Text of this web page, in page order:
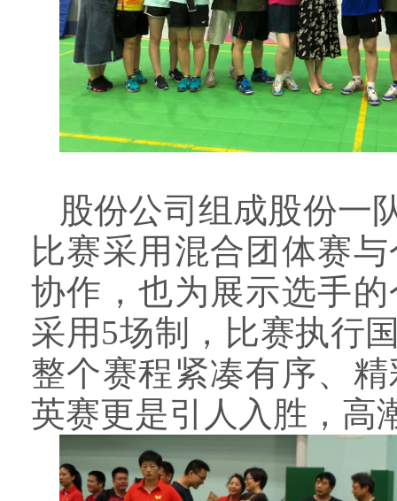
股份公司组成股份一
比赛采用 混合团体赛
协作，也为展示选手
采用 5场制，比赛执行
整个赛程紧凑有序、
英赛更是引人入胜，高